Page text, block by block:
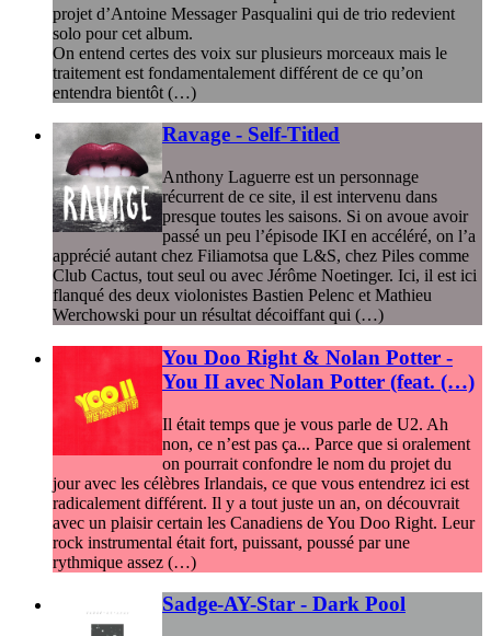
projet d’Antoine Messager Pasqualini qui de trio redevient
solo pour cet album.
On entend certes des voix sur plusieurs morceaux mais le
traitement est fondamentalement différent de ce qu’on
entendra bientôt (…)
Ravage - Self-Titled
Anthony Laguerre est un personnage
récurrent de ce site, il est intervenu dans
presque toutes les saisons. Si on avoue avoir
passé un peu l’épisode IKI en accéléré, on l’a
apprécié autant chez Filiamotsa que L&S, chez Piles comme
Club Cactus, tout seul ou avec Jérôme Noetinger. Ici, il est ici
flanqué des deux violonistes Bastien Pelenc et Mathieu
Werchowski pour un résultat décoiffant qui (…)
You Doo Right & Nolan Potter -
You II avec Nolan Potter (feat. (…)
Il était temps que je vous parle de U2. Ah
non, ce n’est pas ça... Parce que si oralement
on pourrait confondre le nom du projet du
jour avec les célèbres Irlandais, ce que vous entendrez ici est
radicalement différent. Il y a tout juste un an, on découvrait
avec un plaisir certain les Canadiens de You Doo Right. Leur
rock instrumental était fort, puissant, poussé par une
rythmique assez (…)
Sadge-AY-Star - Dark Pool